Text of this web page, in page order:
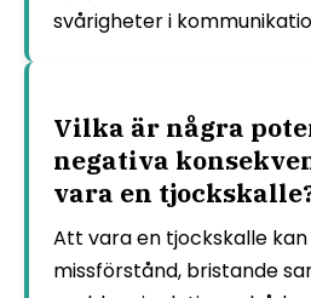
svårigheter i
Vilka är några
negativa
vara en
Att vara en tjockskalle
missförstånd, bristande